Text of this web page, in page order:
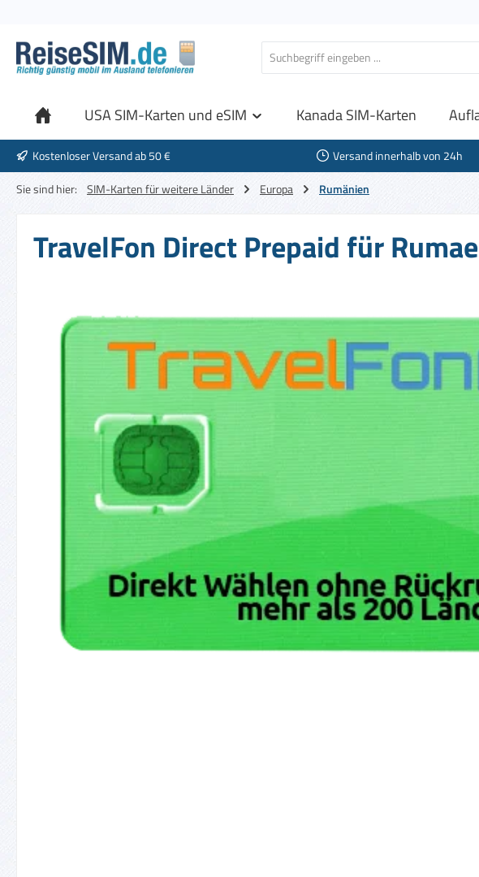
USA SIM-Karten und eSIM Kanada SIM-Karten
Kostenloser Versand ab 50 € Versand innerhalb von 24h
Sie sind hier:
SIM-Karten für weitere Länder Europa Rumänien
TravelFon Direct Prepaid für
Bildergalerie überspringen